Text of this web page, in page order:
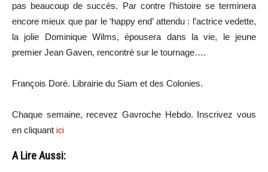
pas beaucoup de succès. Par contre l’histoire se terminera
encore mieux que par le ‘happy end’ attendu : l’actrice vedette,
la jolie Dominique Wilms, épousera dans la vie, le jeune
premier Jean Gaven, rencontré sur le tournage….
François Doré. Librairie du Siam et des Colonies.
Chaque semaine, recevez Gavroche Hebdo. Inscrivez vous
en cliquant ici
A Lire Aussi: